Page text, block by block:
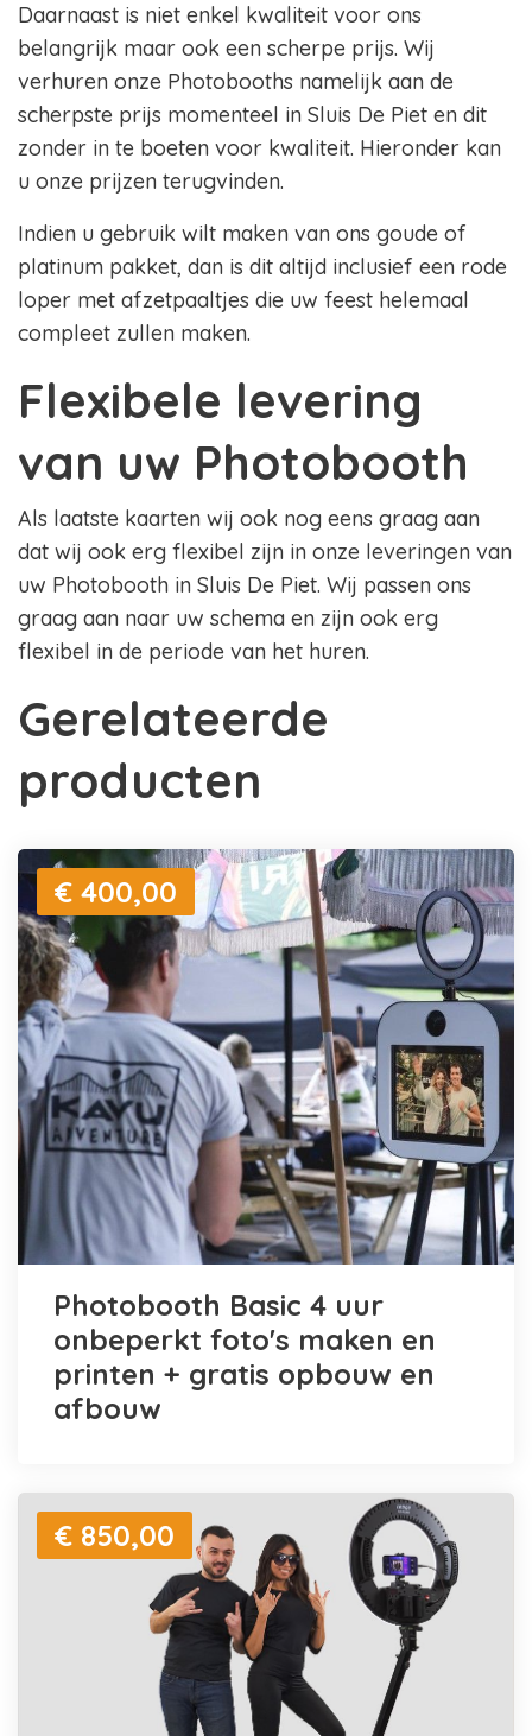
Daarnaast is niet enkel kwaliteit voor ons
belangrijk maar ook een scherpe prijs. Wij
verhuren onze Photobooths namelijk aan de
scherpste prijs momenteel in Sluis De Piet en dit
zonder in te boeten voor kwaliteit. Hieronder kan
u onze prijzen terugvinden.
Indien u gebruik wilt maken van ons goude of
platinum pakket, dan is dit altijd inclusief een rode
loper met afzetpaaltjes die uw feest helemaal
compleet zullen maken.
Flexibele levering
van uw Photobooth
Als laatste kaarten wij ook nog eens graag aan
dat wij ook erg flexibel zijn in onze leveringen van
uw Photobooth in Sluis De Piet. Wij passen ons
graag aan naar uw schema en zijn ook erg
flexibel in de periode van het huren.
Gerelateerde
producten
€ 400,00
Photobooth Basic 4 uur
onbeperkt foto's maken en
printen + gratis opbouw en
afbouw
€ 850,00